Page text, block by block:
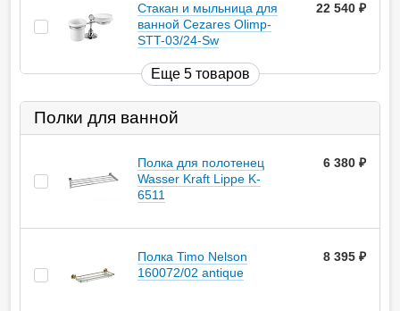
Стакан и мыльница для
ванной Cezares Olimp-
STT-03/24-Sw
22 540
Еще 5 товаров
Полки для ванной
Полка для полотенец
Wasser Kraft Lippe K-
6511
6 380
Полка Timo Nelson
160072/02 antique
8 395